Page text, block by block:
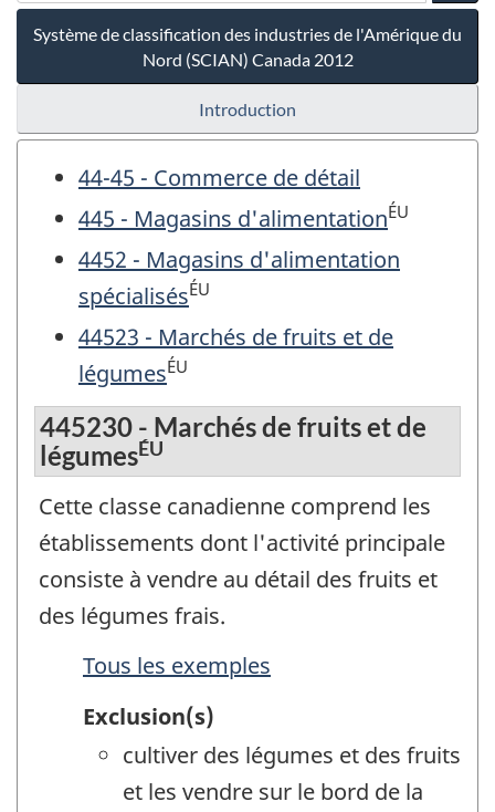
Système de classification des industries de l'Amérique du
Nord (SCIAN) Canada 2012
Introduction
44-45 - Commerce de détail
445 - Magasins d'alimentationÉU
4452 - Magasins d'alimentation
spécialisésÉU
44523 - Marchés de fruits et de
légumesÉU
445230 - Marchés de fruits et de
légumesÉU
Cette classe canadienne comprend les
établissements dont l'activité principale
consiste à vendre au détail des fruits et
des légumes frais.
Tous les exemples
Exclusion(s)
cultiver des légumes et des fruits
et les vendre sur le bord de la